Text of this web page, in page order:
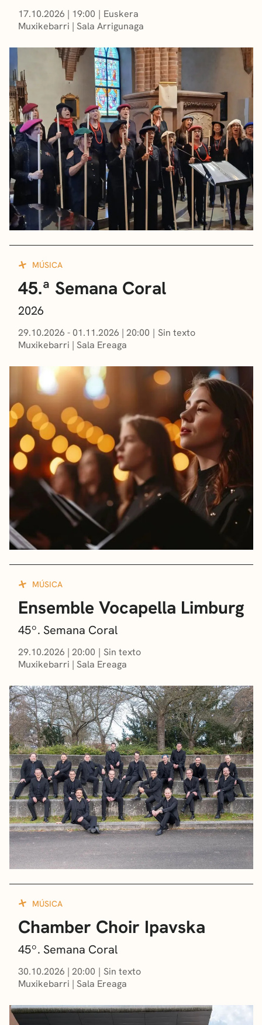
EUSKARACASTELLANO
17.10.2026 | 19:00
Euskera
Muxikebarri | Sala Arrigunaga
MÚSICA
45.ª Semana Coral
2026
29.10.2026 - 01.11.2026 | 20:00
Sin texto
Muxikebarri | Sala Ereaga
MÚSICA
Ensemble Vocapella Limburg
45º. Semana Coral
29.10.2026 | 20:00
Sin texto
Muxikebarri | Sala Ereaga
MÚSICA
Chamber Choir Ipavska
45º. Semana Coral
30.10.2026 | 20:00
Sin texto
Muxikebarri | Sala Ereaga